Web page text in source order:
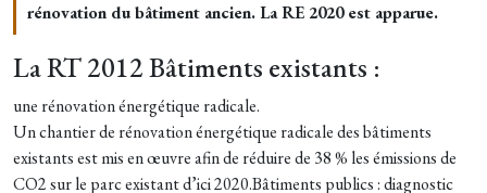
rénovation du bâtiment ancien. La RE 2020 est apparue.
La RT 2012 Bâtiments existants :
une rénovation énergétique radicale.
Un chantier de rénovation énergétique radicale des bâtiments
existants est mis en œuvre afin de réduire de 38 % les émissions de
CO2 sur le parc existant d’ici 2020.Bâtiments publics : diagnostic